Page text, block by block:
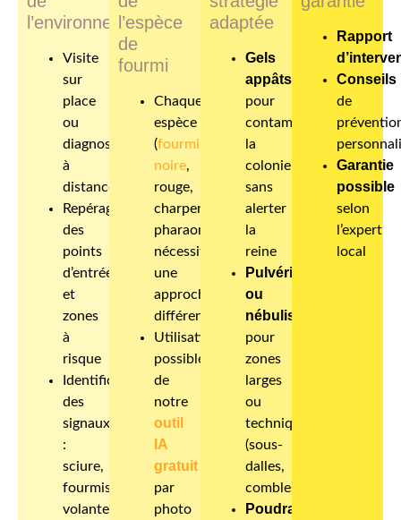
l’environnement
Visite
sur
place
ou
diagnostic
à
distance
Repérage
des
points
d’entrée
et
zones
à
risque
Identification
des
signaux
:
sciure,
fourmis
volantes,
l’espèce
de
fourmi
Chaque
espèce
(fourmi
noire,
rouge,
charpentière,
pharaon…)
nécessite
une
approche
différente.
Utilisation
possible
de
notre
outil
IA
gratuit
par
photo
adaptée
Gels
appâts
pour
contaminer
la
colonie
sans
alerter
la
reine
Pulvérisation
ou
nébulisation
pour
zones
larges
ou
techniques
(sous-
dalles,
combles)
Poudrage
Rapport
Conseils
de
Garantie
possible
selon
l’expert
local